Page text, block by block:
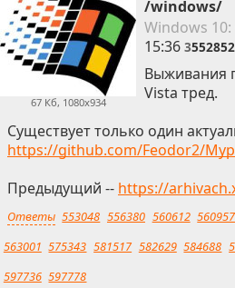
67 Кб, 1080x934
/windows/
Windows
15:36 3552852
Выживания
Vista тред.
Существует только один
https://github.com/Feodor2/
Предыдущий -- https://
Ответы 553048 556380 560612 560957
563001 575343 581517 582629 584688
597736 597778